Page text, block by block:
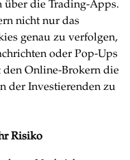
über die Trading-Apps.
nicht nur das
genau zu verfolgen,
oder Pop-Ups
den Online-Brokern die
der Investierenden zu
Risiko